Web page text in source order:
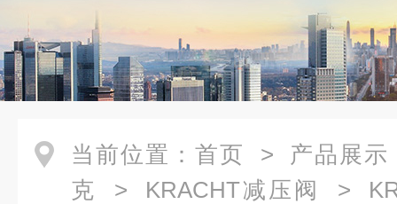
当前位置： 首页 > 产品展示
克
> KRACHT减压阀
>